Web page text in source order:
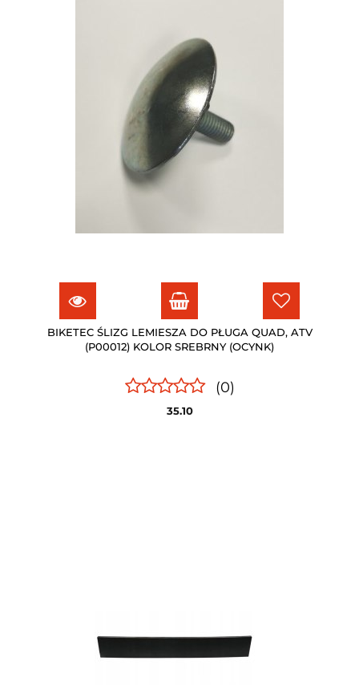
BIKETEC ŚLIZG LEMIESZA DO PŁUGA QUAD, ATV
(P00012) KOLOR SREBRNY (OCYNK)
(0)
35.10